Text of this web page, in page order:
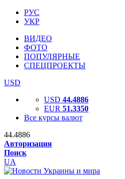
РУС
УКР
ВИДЕО
ФОТО
ПОПУЛЯРНЫЕ
СПЕЦПРОЕКТЫ
USD
USD 44.4886
EUR 51.3350
Все курсы валют
44.4886
Авторизация
Поиск
UA